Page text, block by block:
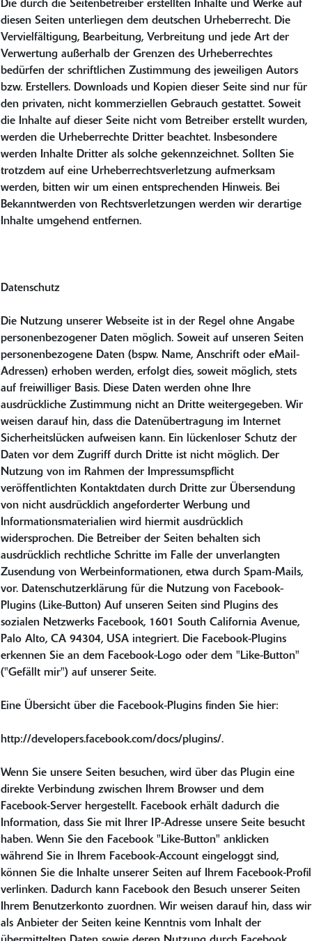
Die durch die Seitenbetreiber erstellten Inhalte und Werke auf
diesen Seiten unterliegen dem deutschen Urheberrecht. Die
Vervielfältigung, Bearbeitung, Verbreitung und jede Art der
Verwertung außerhalb der Grenzen des Urheberrechtes
bedürfen der schriftlichen Zustimmung des jeweiligen Autors
bzw. Erstellers. Downloads und Kopien dieser Seite sind nur für
den privaten, nicht kommerziellen Gebrauch gestattet. Soweit
die Inhalte auf dieser Seite nicht vom Betreiber erstellt wurden,
werden die Urheberrechte Dritter beachtet. Insbesondere
werden Inhalte Dritter als solche gekennzeichnet. Sollten Sie
trotzdem auf eine Urheberrechtsverletzung aufmerksam
werden, bitten wir um einen entsprechenden Hinweis. Bei
Bekanntwerden von Rechtsverletzungen werden wir derartige
Inhalte umgehend entfernen.
Datenschutz
Die Nutzung unserer Webseite ist in der Regel ohne Angabe
personenbezogener Daten möglich. Soweit auf unseren Seiten
personenbezogene Daten (bspw. Name, Anschrift oder eMail-
Adressen) erhoben werden, erfolgt dies, soweit möglich, stets
auf freiwilliger Basis. Diese Daten werden ohne Ihre
ausdrückliche Zustimmung nicht an Dritte weitergegeben. Wir
weisen darauf hin, dass die Datenübertragung im Internet
Sicherheitslücken aufweisen kann. Ein lückenloser Schutz der
Daten vor dem Zugriff durch Dritte ist nicht möglich. Der
Nutzung von im Rahmen der Impressumspflicht
veröffentlichten Kontaktdaten durch Dritte zur Übersendung
von nicht ausdrücklich angeforderter Werbung und
Informationsmaterialien wird hiermit ausdrücklich
widersprochen. Die Betreiber der Seiten behalten sich
ausdrücklich rechtliche Schritte im Falle der unverlangten
Zusendung von Werbeinformationen, etwa durch Spam-Mails,
vor. Datenschutzerklärung für die Nutzung von Facebook-
Plugins (Like-Button) Auf unseren Seiten sind Plugins des
sozialen Netzwerks Facebook, 1601 South California Avenue,
Palo Alto, CA 94304, USA integriert. Die Facebook-Plugins
erkennen Sie an dem Facebook-Logo oder dem "Like-Button"
("Gefällt mir") auf unserer Seite.
Eine Übersicht über die Facebook-Plugins finden Sie hier:
http://developers.facebook.com/docs/plugins/.
Wenn Sie unsere Seiten besuchen, wird über das Plugin eine
direkte Verbindung zwischen Ihrem Browser und dem
Facebook-Server hergestellt. Facebook erhält dadurch die
Information, dass Sie mit Ihrer IP-Adresse unsere Seite besucht
haben. Wenn Sie den Facebook "Like-Button" anklicken
während Sie in Ihrem Facebook-Account eingeloggt sind,
können Sie die Inhalte unserer Seiten auf Ihrem Facebook-Profil
verlinken. Dadurch kann Facebook den Besuch unserer Seiten
Ihrem Benutzerkonto zuordnen. Wir weisen darauf hin, dass wir
als Anbieter der Seiten keine Kenntnis vom Inhalt der